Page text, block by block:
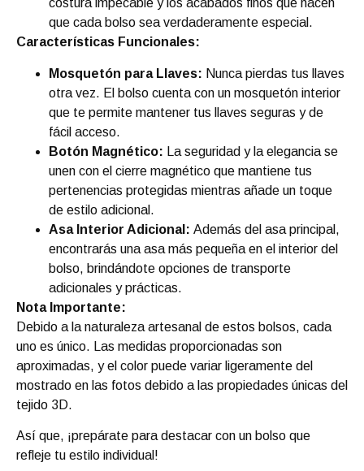
costura impecable y los acabados finos que hacen
que cada bolso sea verdaderamente especial.
Características Funcionales:
Mosquetón para Llaves: Nunca pierdas tus llaves
otra vez. El bolso cuenta con un mosquetón interior
que te permite mantener tus llaves seguras y de
fácil acceso.
Botón Magnético: La seguridad y la elegancia se
unen con el cierre magnético que mantiene tus
pertenencias protegidas mientras añade un toque
de estilo adicional.
Asa Interior Adicional: Además del asa principal,
encontrarás una asa más pequeña en el interior del
bolso, brindándote opciones de transporte
adicionales y prácticas.
Nota Importante:
Debido a la naturaleza artesanal de estos bolsos, cada
uno es único. Las medidas proporcionadas son
aproximadas, y el color puede variar ligeramente del
mostrado en las fotos debido a las propiedades únicas del
tejido 3D.
Así que, ¡prepárate para destacar con un bolso que
refleje tu estilo individual!